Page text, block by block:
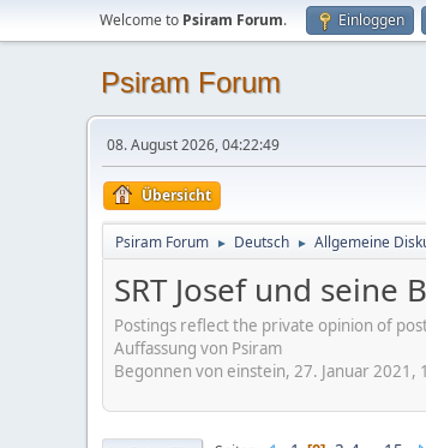
Welcome to Psiram Forum. Einloggen
Psiram Forum
08. August 2026, 04:22:49
Übersicht
Psiram Forum ► Deutsch ► Allgemeine
SRT Josef und seine
Postings reflect the private opinion of
Auffassung von Psiram
Begonnen von einstein, 27. Januar 2021,